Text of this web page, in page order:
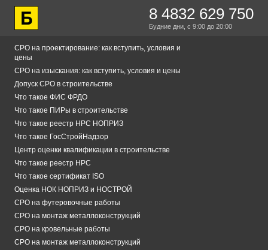
8 4832 629 750
Будние дни, с 9:00 до 20:00
СРО на проектирование: как вступить, условия и
цены
СРО на изыскания: как вступить, условия и цены
Допуск СРО в строительстве
Что такое ФИС ФРДО
Что такое ПИРы в строительстве
Что такое реестр НРС НОПРИЗ
Что такое ГосСтройНадзор
Центр оценки квалификации в строительстве
Что такое реестр НРС
Что такое сертификат ISO
Оценка НОК НОПРИЗ и НОСТРОЙ
СРО на футеровочные работы
СРО на монтаж металлоконструкций
СРО на кровельные работы
СРО на монтаж металлоконструкций